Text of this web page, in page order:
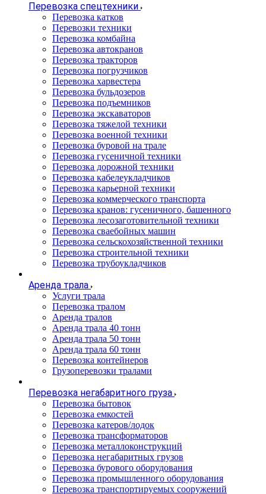
Перевозка спецтехники
Перевозка катков
Перевозки техники
Перевозка комбайна
Перевозка автокранов
Перевозка тракторов
Перевозка погрузчиков
Перевозка харвестера
Перевозка бульдозеров
Перевозка подъемников
Перевозка экскаваторов
Перевозка тяжелой техники
Перевозка военной техники
Перевозка буровой на трале
Перевозка гусеничной техники
Перевозка дорожной техники
Перевозка кабелеукладчиков
Перевозка карьерной техники
Перевозка коммерческого транспорта
Перевозка кранов: гусеничного, башенного
Перевозка лесозаготовительной техники
Перевозка сваебойных машин
Перевозка сельскохозяйственной техники
Перевозка строительной техники
Перевозка трубоукладчиков
Аренда трала
Услуги трала
Перевозка тралом
Аренда тралов
Аренда трала 40 тонн
Аренда трала 50 тонн
Аренда трала 60 тонн
Перевозка контейнеров
Грузоперевозки тралами
Перевозка негабаритного груза
Перевозка бытовок
Перевозка емкостей
Перевозка катеров/лодок
Перевозка трансформаторов
Перевозка металлоконструкций
Перевозка негабаритных грузов
Перевозка бурового оборудования
Перевозка промышленного оборудования
Перевозка транспортируемых сооружений